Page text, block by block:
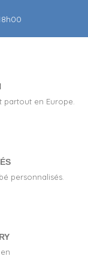
partout en Europe.
personnalisés.